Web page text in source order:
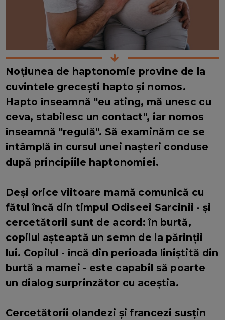
Noțiunea de haptonomie provine de la
cuvintele grecești hapto și nomos.
Hapto înseamnă "eu ating, mă unesc cu
ceva, stabilesc un contact", iar nomos
înseamnă "regulă". Să examinăm ce se
întâmplă în cursul unei nașteri conduse
după principiile haptonomiei.
Deși orice viitoare mamă comunică cu
fătul încă din timpul Odiseei Sarcinii - și
cercetătorii sunt de acord: în burtă,
copilul așteaptă un semn de la părinții
lui. Copilul - încă din perioada liniștită din
burtă a mamei - este capabil să poarte
un dialog surprinzător cu aceștia.
Cercetătorii olandezi și francezi susțin